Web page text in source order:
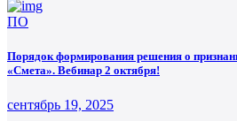
ПО
Порядок формирования решения о
«Смета». Вебинар 2 октября!
сентябрь 19, 2025